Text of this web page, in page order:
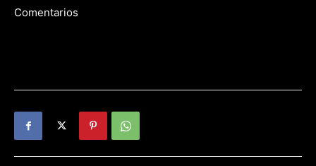
Comentarios